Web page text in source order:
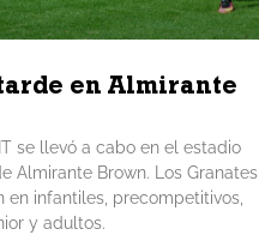
en Almirante
se llevó a cabo en el estadio
Almirante Brown. Los Granates
en infantiles, precompetitivos,
y adultos.